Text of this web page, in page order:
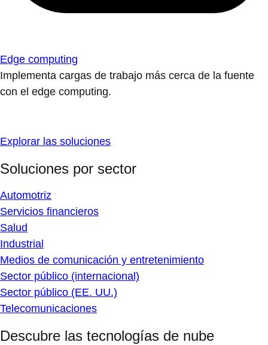
Edge computing
Implementa cargas de trabajo más cerca de la fuente
con el edge computing.
Explorar las soluciones
Soluciones por sector
Automotriz
Servicios financieros
Salud
Industrial
Medios de comunicación y entretenimiento
Sector público (internacional)
Sector público (EE. UU.)
Telecomunicaciones
Descubre las tecnologías de nube